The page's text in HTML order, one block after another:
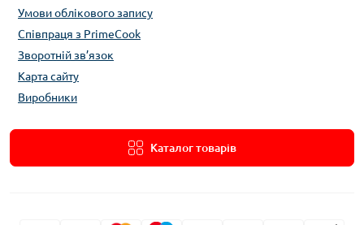
Умови облікового запису
Співпраця з PrimeCook
Зворотній зв’язок
Карта сайту
Виробники
Каталог товарів